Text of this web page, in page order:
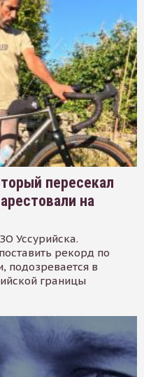
пересекал
на
Уссурийска.
рекорд по
подозревается в
границы